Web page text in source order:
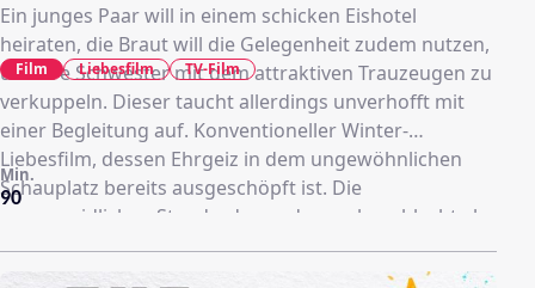
Ein junges Paar will in einem schicken Eishotel
heiraten, die Braut will die Gelegenheit zudem nutzen,
um ihre Schwester mit dem attraktiven Trauzeugen zu
verkuppeln. Dieser taucht allerdings unverhofft mit
einer Begleitung auf. Konventioneller Winter-
Liebesfilm, dessen Ehrgeiz in dem ungewöhnlichen
Schauplatz bereits ausgeschöpft ist. Die
unvermeidlichen Standards werden mehr schlecht als
recht bedient, ohne dass sie zu irgendeinem Zeitpunkt
ein befriedigendes Ganzes ergeben würden.
90
Min.
Film Liebesfilm TV-Film